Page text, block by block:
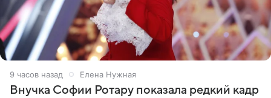
9 часов назад Елена Нужная
Внучка Софии Ротару показала редкий кадр